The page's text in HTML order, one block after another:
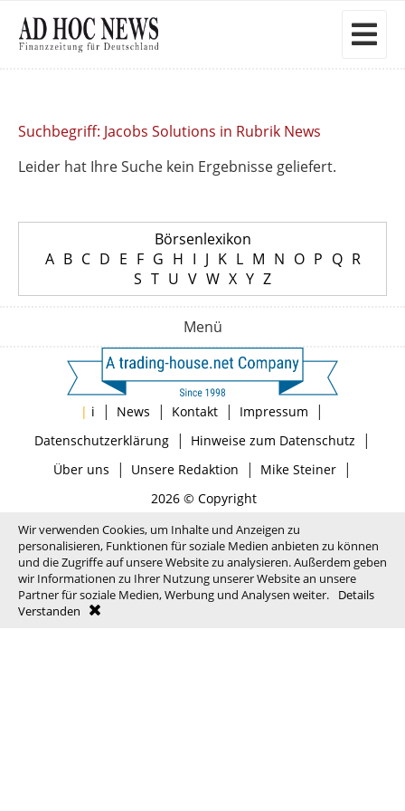
Suchbegriff: Jacobs Solutions in Rubrik News
Leider hat Ihre Suche kein Ergebnisse geliefert.
Börsenlexikon
A B C D E F G H I J K L M N O P Q R
S T U V W X Y Z
Menü
| i | News | Kontakt | Impressum |
Datenschutzerklärung| Hinweise zum Datenschutz |
Über uns | Unsere Redaktion | Mike Steiner|
2026 © Copyright
Wir verwenden Cookies, um Inhalte und Anzeigen zu
personalisieren, Funktionen für soziale Medien anbieten zu können
und die Zugriffe auf unsere Website zu analysieren. Außerdem geben
wir Informationen zu Ihrer Nutzung unserer Website an unsere
Partner für soziale Medien, Werbung und Analysen weiter.
Details
Verstanden